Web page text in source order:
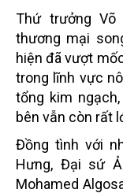
Thứ trưởng Võ
thương mại
hiện đã vượt
trong lĩnh vực
tổng kim
bên vẫn còn rất
Đồng tình với
Hưng, Đại sứ
Mohamed